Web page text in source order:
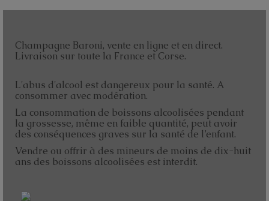
Champagne Baroni, vente en ligne et en direct.
Livraison sur toute la France et Corse.
L'abus d'alcool est dangereux pour la santé. A
consommer avec modération.
La consommation de boissons alcoolisées pendant
la grossesse, même en faible quantité, peut avoir
des conséquences graves sur la santé de l’enfant.
Vendre ou offrir à des mineurs de moins de dix-huit
ans des boissons alcoolisées est interdit.